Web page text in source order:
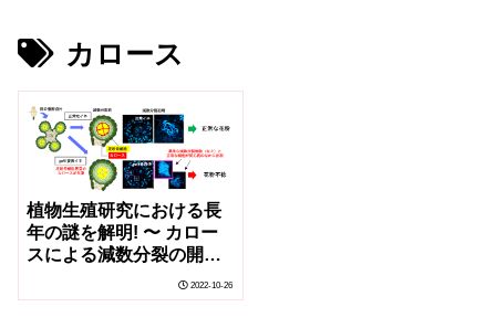
カロース
植物生殖研究における長
年の謎を解明! 〜 カロー
スによる減数分裂の開始
2022-10-26